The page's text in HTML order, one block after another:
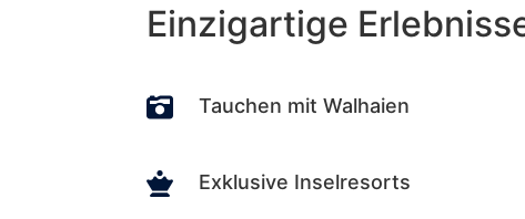
Einzigartige
 Tauchen mit Walhaien
 Exklusive Inselresorts